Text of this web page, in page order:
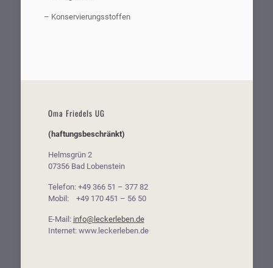
– Konservierungsstoffen
Oma Friedels UG
(haftungsbeschränkt)
Helmsgrün 2
07356 Bad Lobenstein
Telefon: +49 366 51 – 377 82
Mobil: +49 170 451 – 56 50
E-Mail: info@leckerleben.de
Internet: www.leckerleben.de